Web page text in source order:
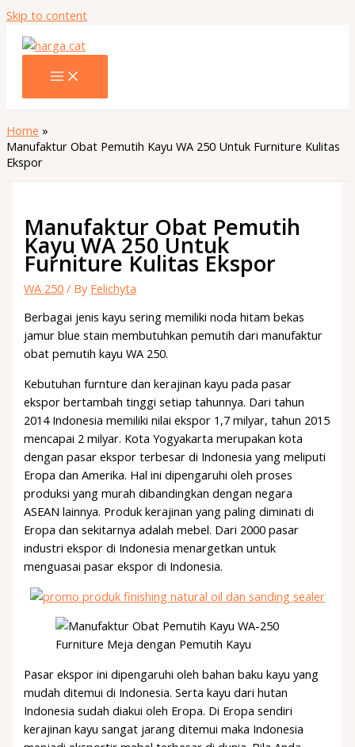
Skip to content
Home
Manufaktur Obat Pemutih Kayu WA 250 Untuk Furniture Kulitas
Ekspor
Manufaktur Obat Pemutih
Kayu WA 250 Untuk
Furniture Kulitas Ekspor
WA 250 / By Felichyta
Berbagai jenis kayu sering memiliki noda hitam bekas
jamur blue stain membutuhkan pemutih dari manufaktur
obat pemutih kayu WA 250.
Kebutuhan furnture dan kerajinan kayu pada pasar
ekspor bertambah tinggi setiap tahunnya. Dari tahun
2014 Indonesia memiliki nilai ekspor 1,7 milyar, tahun 2015
mencapai 2 milyar. Kota Yogyakarta merupakan kota
dengan pasar ekspor terbesar di Indonesia yang meliputi
Eropa dan Amerika. Hal ini dipengaruhi oleh proses
produksi yang murah dibandingkan dengan negara
ASEAN lainnya. Produk kerajinan yang paling diminati di
Eropa dan sekitarnya adalah mebel. Dari 2000 pasar
industri ekspor di Indonesia menargetkan untuk
menguasai pasar ekspor di Indonesia.
Furniture Meja dengan Pemutih Kayu
Pasar ekspor ini dipengaruhi oleh bahan baku kayu yang
mudah ditemui di Indonesia. Serta kayu dari hutan
Indonesia sudah diakui oleh Eropa. Di Eropa sendiri
kerajinan kayu sangat jarang ditemui maka Indonesia